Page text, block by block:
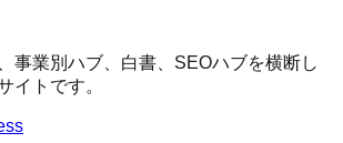
事業別ハブ、白書、SEOハブを横断し
イトです。